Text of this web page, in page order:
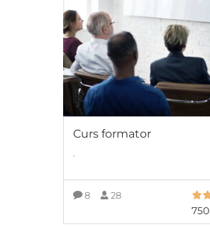
Curs formator
8 28
750